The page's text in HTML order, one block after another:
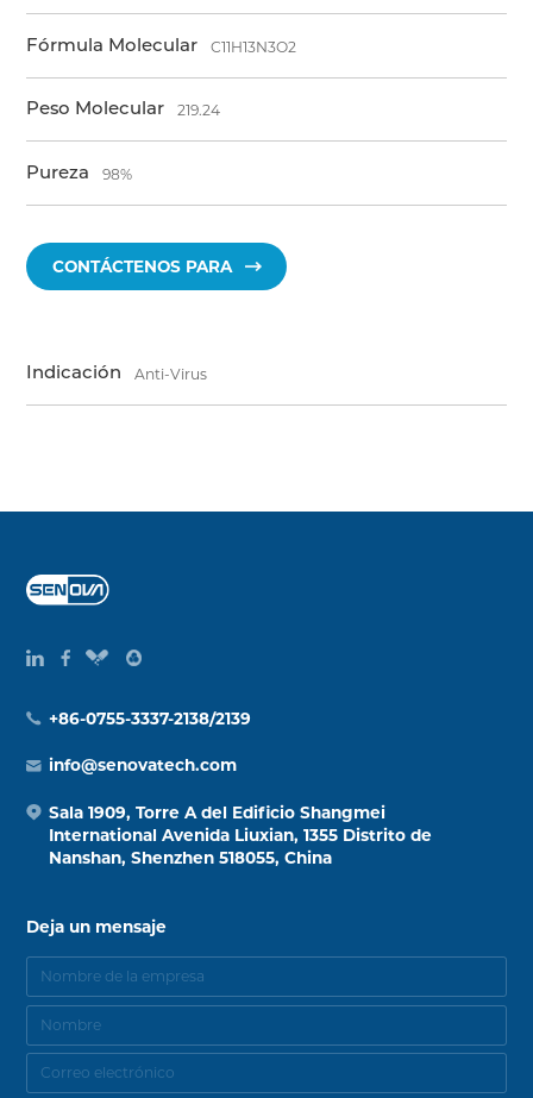
Fórmula Molecular C11H13N3O2
Peso Molecular 219.24
Pureza 98%
CONTÁCTENOS PARA
Indicación Anti-Virus
+86-0755-3337-2138/2139
info@senovatech.com
Sala 1909, Torre A del Edificio Shangmei
International Avenida Liuxian, 1355 Distrito de
Nanshan, Shenzhen 518055, China
Deja un mensaje